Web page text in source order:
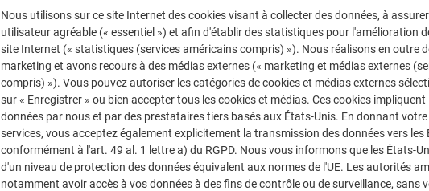
Façonnage préalable
Sur toute la longueur des bacs, posez des pinces-étau (Fig. 1)
de maintenir les rebords des deux bandes à 90°.
Nous utilisons sur ce site Internet des cookies visant à collecter des données, à
utilisateur agréable (« essentiel ») et afin d'établir des statistiques pour l'amélioration
site Internet (« statistiques (services américains compris) »). Nous réalisons en outre
marketing et avons recours à des médias externes (« marketing et médias externes
compris) »). Vous pouvez autoriser les catégories de cookies et médias externes
sur « Enregistrer » ou bien accepter tous les cookies et médias. Ces cookies
données par nous et par des prestataires tiers basés aux États-Unis. En donnant
services, vous acceptez également explicitement la transmission des données vers les
conformément à l'art. 49 al. 1 lettre a) du RGPD. Nous vous informons que les États-
d'un niveau de protection des données équivalent aux normes de l'UE. Les autorités
notamment avoir accès à vos données à des fins de contrôle ou de surveillance, sans